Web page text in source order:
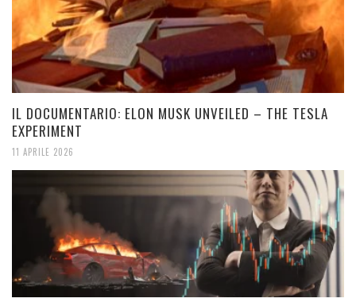
IL DOCUMENTARIO: ELON MUSK UNVEILED – THE TESLA
EXPERIMENT
11 APRILE 2026